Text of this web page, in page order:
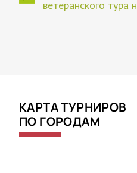
ветеранского тура
КАРТА ТУРНИРОВ
ПО ГОРОДАМ